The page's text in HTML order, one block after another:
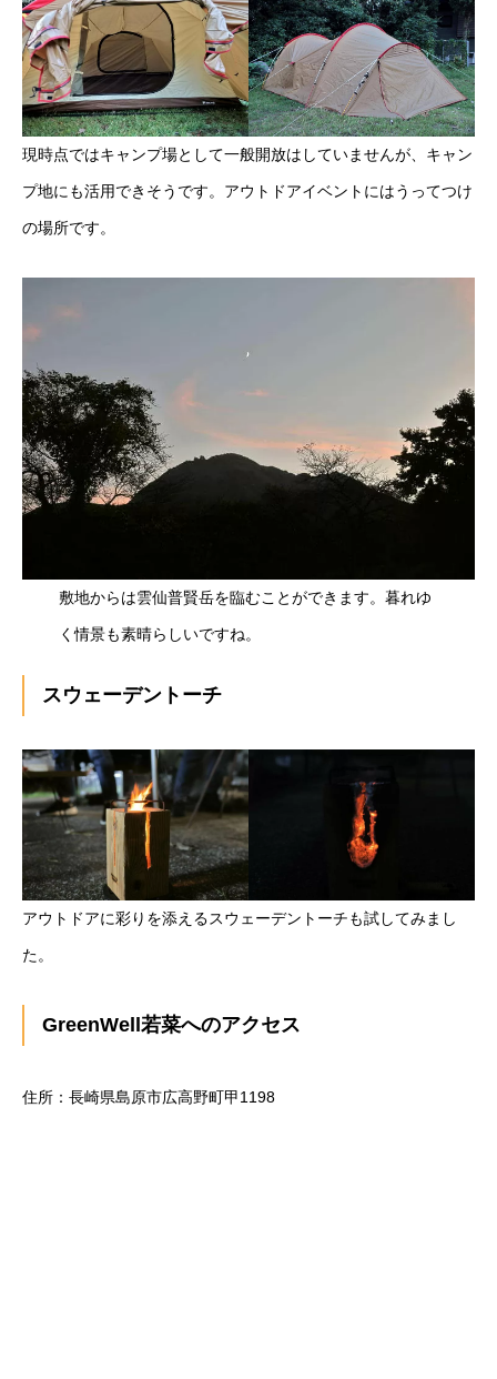
現時点ではキャンプ場として一般開放はしていませんが、キャン
プ地にも活用できそうです。アウトドアイベントにはうってつけ
の場所です。
敷地からは雲仙普賢岳を臨むことができます。暮れゆ
く情景も素晴らしいですね。
スウェーデントーチ
アウトドアに彩りを添えるスウェーデントーチも試してみまし
た。
GreenWell若菜へのアクセス
住所：長崎県島原市広高野町甲1198